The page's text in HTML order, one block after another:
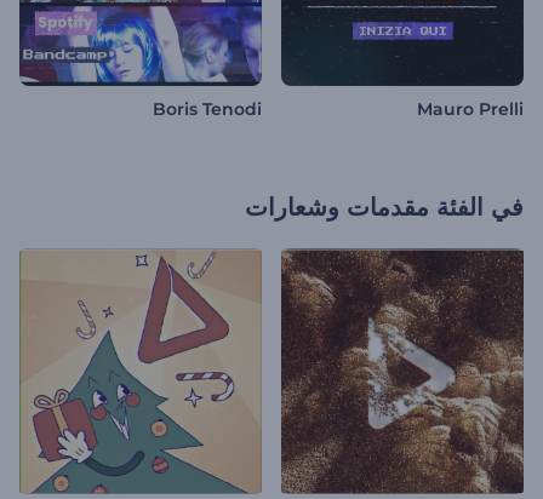
Mauro Prelli
Boris Tenodi
في الفئة مقدمات وشعارات